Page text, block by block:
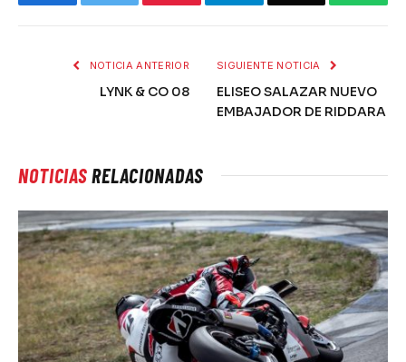
NOTICIA ANTERIOR
LYNK & CO 08
SIGUIENTE NOTICIA
ELISEO SALAZAR NUEVO
EMBAJADOR DE RIDDARA
NOTICIASRELACIONADAS